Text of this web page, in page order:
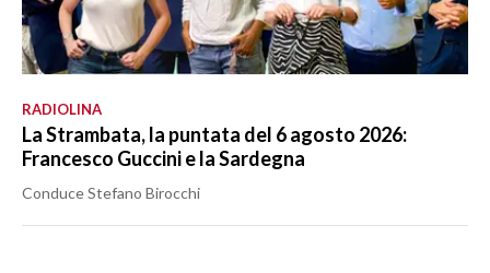
RADIOLINA
La Strambata, la puntata del 6 agosto 2026:
Francesco Guccini e la Sardegna
Conduce Stefano Birocchi